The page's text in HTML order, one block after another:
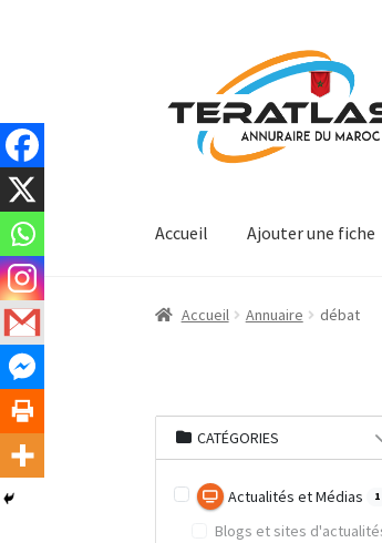
la
navigation
contenu
Accueil Ajouter une fiche
Accueil Annuaire débat
CATÉGORIES
Actualités et Médias 1
Blogs et sites